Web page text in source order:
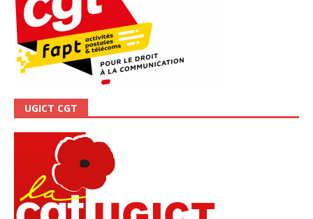
UGICT CGT